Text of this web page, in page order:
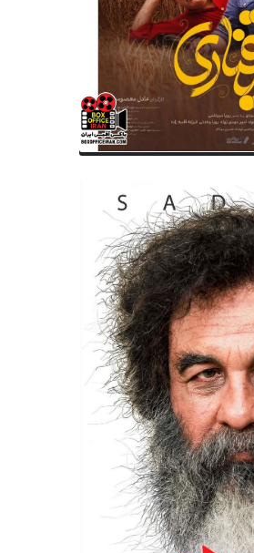
تئاتر
مجموعه ماجرا را روشن کرد